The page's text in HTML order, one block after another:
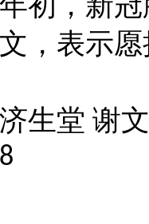
，表示
生堂 谢